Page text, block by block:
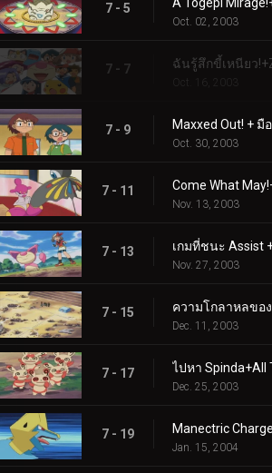
7 - 5
Oct. 02, 2003
7 - 7
Oct. 16, 2003
7 - 9
Oct. 30, 2003
7 - 11 Come What
Nov. 13, 2003
7 - 13
Nov. 27, 2003
7 - 15
Dec. 11, 2003
7 - 17
Dec. 25, 2003
7 - 19
Jan. 15, 2004